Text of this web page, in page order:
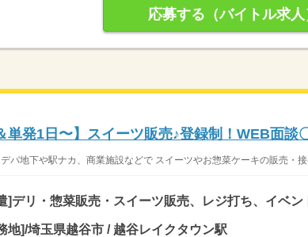
応募する（バイトル求人
単発1日〜】スイーツ販売♪登録制！WEB面談
デパ地下や駅ナカ、商業施設などで スイーツやお惣菜ケーキの販売・
]デリ・惣菜販売・スイーツ販売、レジ打ち、イベン
地]/埼玉県越谷市 / 越谷レイクタウン駅